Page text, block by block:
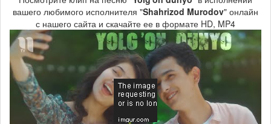
вашего любимого исполнителя "Shahrizod Murodov" онлайн
с нашего сайта и скачайте ее в формате HD, MP4